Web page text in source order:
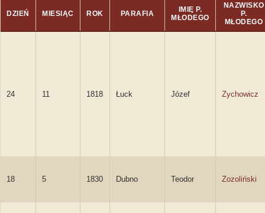
DZIEŃ MIESIĄC ROK PARAFIA
IMIĘ P.
MŁODEGO
NAZWISKO
P.
MŁODEGO
24 11 1818 Łuck Józef Zychowicz
18 5 1830 Dubno Teodor Zozoliński